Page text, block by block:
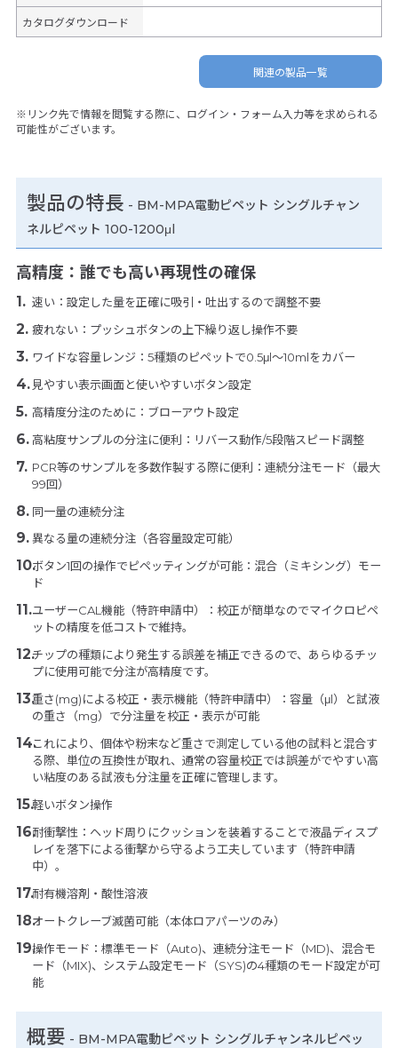
カタログダウンロード
関連の製品一覧
※リンク先で情報を閲覧する際に、ログイン・フォーム入力等を求められる
可能性がございます。
製品の特長 - BM-MPA電動ピペット シングルチャン
ネルピペット 100-1200μl
高精度：誰でも高い再現性の確保
速い：設定した量を正確に吸引・吐出するので調整不要
疲れない：プッシュボタンの上下繰り返し操作不要
ワイドな容量レンジ：5種類のピペットで0.5μl～10mlをカバー
見やすい表示画面と使いやすいボタン設定
高精度分注のために：ブローアウト設定
高粘度サンプルの分注に便利：リバース動作/5段階スピード調整
PCR等のサンプルを多数作製する際に便利：連続分注モード（最大
99回）
同一量の連続分注
異なる量の連続分注（各容量設定可能）
ボタン1回の操作でピペッティングが可能：混合（ミキシング）モー
ド
ユーザーCAL機能（特許申請中）：校正が簡単なのでマイクロピペ
ットの精度を低コストで維持。
チップの種類により発生する誤差を補正できるので、あらゆるチッ
プに使用可能で分注が高精度です。
重さ(mg)による校正・表示機能（特許申請中）：容量（μl）と試液
の重さ（mg）で分注量を校正・表示が可能
これにより、個体や粉末など重さで測定している他の試料と混合す
る際、単位の互換性が取れ、通常の容量校正では誤差がでやすい高
い粘度のある試液も分注量を正確に管理します。
軽いボタン操作
耐衝撃性：ヘッド周りにクッションを装着することで液晶ディスプ
レイを落下による衝撃から守るよう工夫しています（特許申請
中）。
耐有機溶剤・酸性溶液
オートクレーブ滅菌可能（本体ロアパーツのみ）
操作モード：標準モード（Auto)、連続分注モード（MD)、混合モ
ード（MIX)、システム設定モード（SYS)の4種類のモード設定が可
能
概要 - BM-MPA電動ピペット シングルチャンネルピペッ